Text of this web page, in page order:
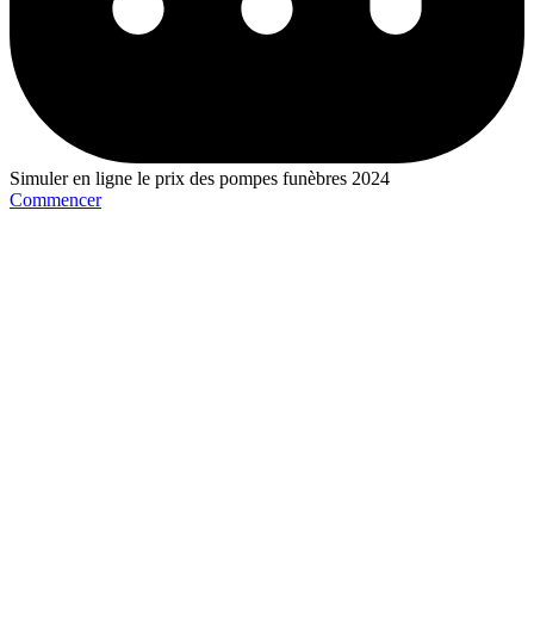
Simuler en ligne le prix des pompes funèbres 2024
Commencer